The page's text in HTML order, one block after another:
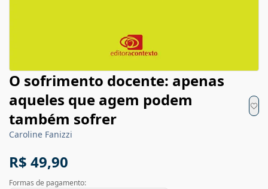
O sofrimento docente: apenas
aqueles que agem podem
também sofrer
Caroline Fanizzi
R$ 49,90
Formas de pagamento: